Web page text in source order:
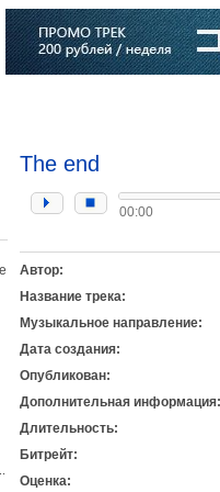
The end
00:00
Автор:
Название трека:
Музыкальное направление:
Дата создания:
Опубликован:
Дополнительная информация:
Длительность:
Битрейт:
Оценка: